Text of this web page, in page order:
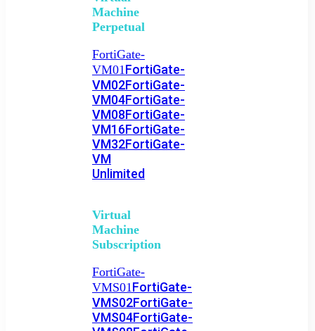
Machine
Perpetual
FortiGate-
VM01FortiGate-
VM02FortiGate-
VM04FortiGate-
VM08FortiGate-
VM16FortiGate-
VM32FortiGate-
VM
Unlimited
Virtual
Machine
Subscription
FortiGate-
VMS01FortiGate-
VMS02FortiGate-
VMS04FortiGate-